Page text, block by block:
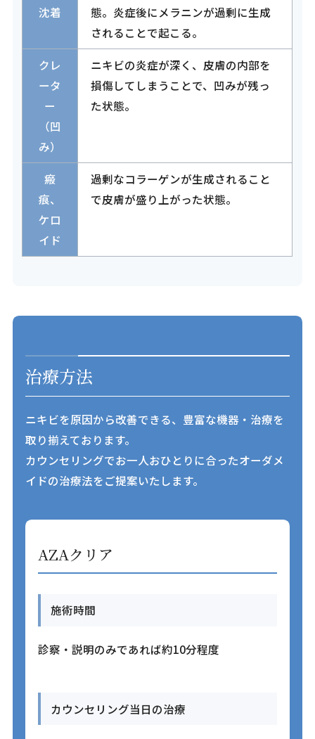
沈着
態。炎症後にメラニンが過剰に生成
されることで起こる。
クレ
ータ
ー
（凹
み）
ニキビの炎症が深く、皮膚の内部を
損傷してしまうことで、凹みが残っ
た状態。
瘢
痕、
ケロ
イド
過剰なコラーゲンが生成されること
で皮膚が盛り上がった状態。
治療方法
ニキビを原因から改善できる、豊富な機器・治療を
取り揃えております。
カウンセリングでお一人おひとりに合ったオーダメ
イドの治療法をご提案いたします。
AZAクリア
施術時間
診察・説明のみであれば約10分程度
カウンセリング当日の治療